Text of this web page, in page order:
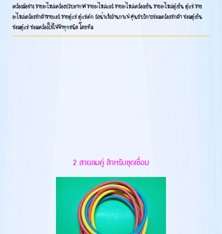
เครื่องมือช่าง ขายอะไหล่เครื่องปรับอากาศ ขายอะไหล่แอร์ ขายอะไหล่เครื่องเย็น ขายอะไหล่ตู้เย็น ตู้แช่ ขาย
อะไหล่เครื่องซักผ้าขายแอร์ ขายตู้แช่ ตู้แช่เค้ก ถังน้ำแข็งร้านกาแฟ ศูนย์บริการซ่อมเครื่องซักผ้า ซ่อมตู้เย็น
ซ่อมตู้แช่ ซ่อมเครื่องใช้ไฟฟ้าทุกชนิด โดยทีม
2 สายลมคู่ สำหรับชุดเชื่อม